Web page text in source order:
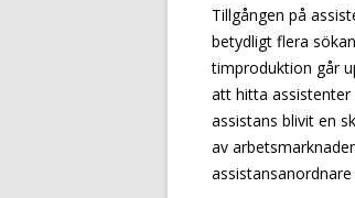
Tillgången på
betydligt flera
timproduktion går
att hitta assistenter
assistans blivit en
av
assistansanordnare